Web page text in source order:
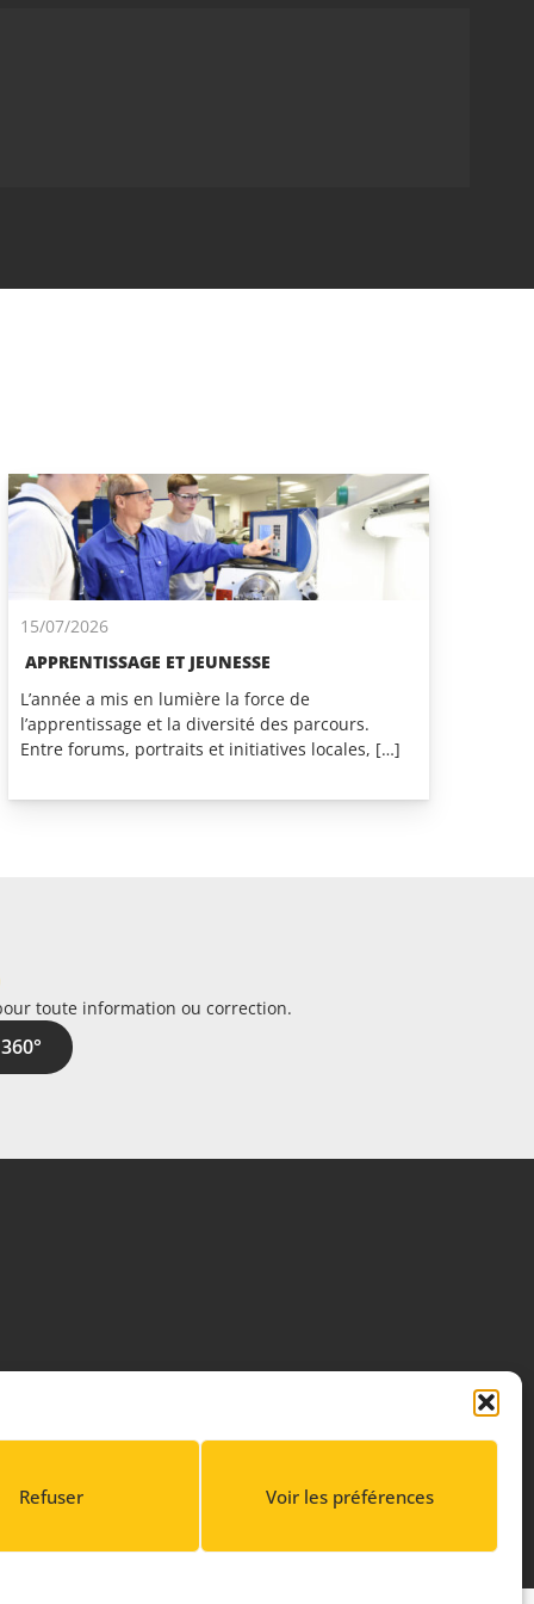
Refuser Voir les préférences
15/07/2026
APPRENTISSAGE ET JEUNESSE
L’année a mis en lumière la force de
l’apprentissage et la diversité des parcours.
Entre forums, portraits et initiatives locales, […]
toute information ou correction.